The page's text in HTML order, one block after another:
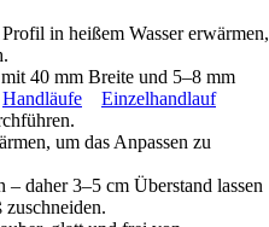
in heißem Wasser erwärmen,
40 mm Breite und 5–8 mm
um das Anpassen zu
daher 3–5 cm Überstand lassen
Handläufe
Einzelhandlauf